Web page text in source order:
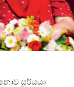
සූර්යයා